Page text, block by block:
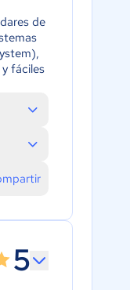
de
fáciles
5